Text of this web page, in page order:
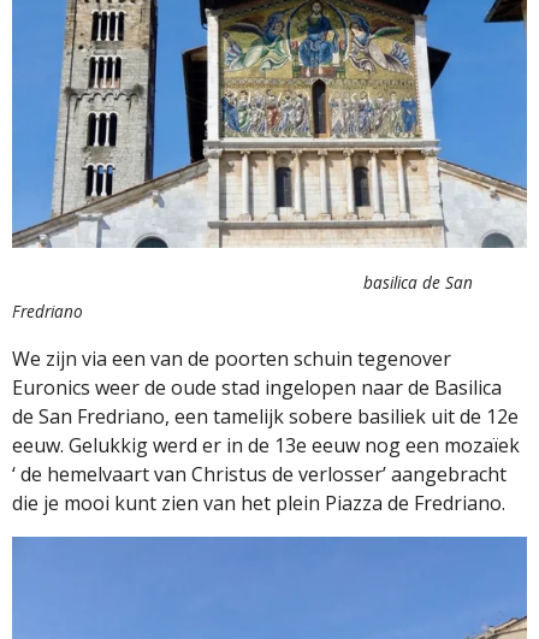
basilica de San
Fredriano
We zijn via een van de poorten schuin tegenover
Euronics weer de oude stad ingelopen naar de Basilica
de San Fredriano, een tamelijk sobere basiliek uit de 12e
eeuw. Gelukkig werd er in de 13e eeuw nog een mozaïek
‘ de hemelvaart van Christus de verlosser’ aangebracht
die je mooi kunt zien van het plein Piazza de Fredriano.